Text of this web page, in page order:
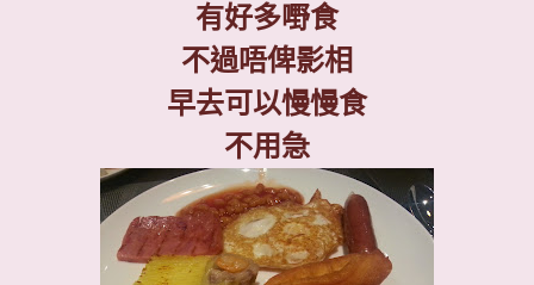
有好多嘢食
不過唔俾影相
早去可以慢慢食
不用急